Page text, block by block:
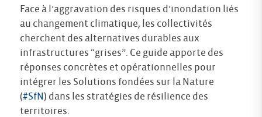
Face à l’aggravation des risques d’inondation liés
au changement climatique, les collectivités
cherchent des alternatives durables aux
infrastructures “grises”. Ce guide apporte des
réponses concrètes et opérationnelles pour
intégrer les Solutions fondées sur la Nature
(#SfN) dans les stratégies de résilience des
territoires.